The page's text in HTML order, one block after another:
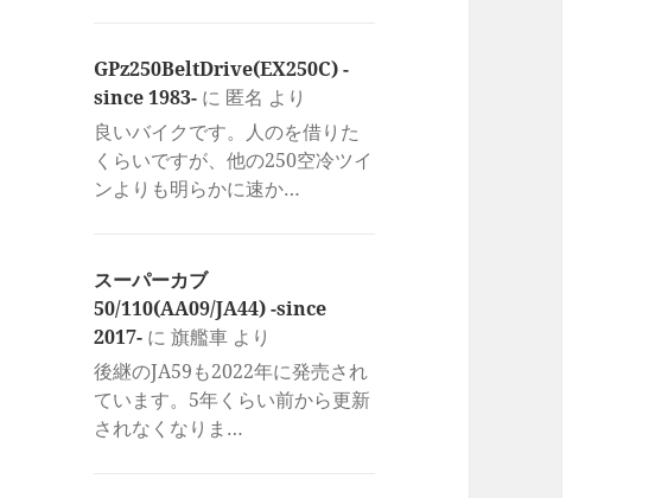
GPz250BeltDrive(EX250C) -
since 1983- に 匿名 より
良いバイクです。人のを借りた
くらいですが、他の250空冷ツイ
ンよりも明らかに速か…
スーパーカブ
50/110(AA09/JA44) -since
2017- に旗艦車 より
後継のJA59も2022年に発売され
ています。5年くらい前から更新
されなくなりま…